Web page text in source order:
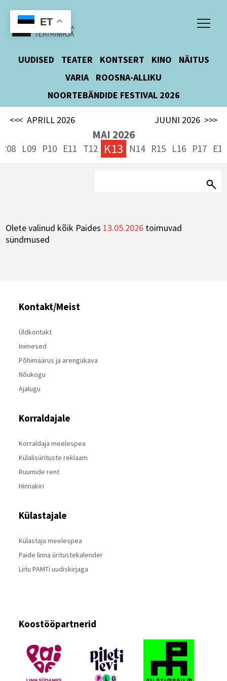
UUDISED TEATER KONTSERT KINO
NÄITUS
VARIA
ROOSNA-ALLIKU
NOORTEBÄNDIDE FESTIVAL 2026
<<< APRILL 2026
MAI 2026
JUUNI 2026 >>>
R08 L09 P10 E11 T12 K13 N14 R15 L16 P17 E18
Olete valinud kõik Paides 13.05.2026 toimuvad
sündmused
Kontakt/Meist
Üldkontakt
Inimesed
Põhimäärus ja arengukava
Nõukogu
Ajalugu
Korraldajale
Korraldaja meelespea
Külalisürituste reklaam
Ruumide rent
Hinnakiri
Külastajale
Külastaja meelespea
Paide linna üritustekalender
Liitu PAMTi uudiskirjaga
Koostööpartnerid
ET